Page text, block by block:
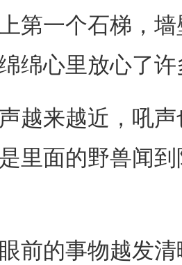
一个石梯，墙
绵心里放心了许
来越近，吼声
里面的野兽闻
的事物越发清